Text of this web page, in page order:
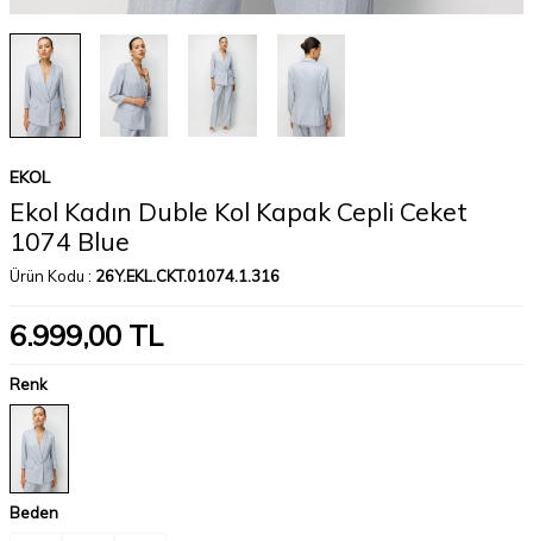
EKOL
Ekol Kadın Duble Kol Kapak Cepli Ceket
1074 Blue
Ürün Kodu : 26Y.EKL.CKT.01074.1.316
6.999,00 TL
Renk
Beden